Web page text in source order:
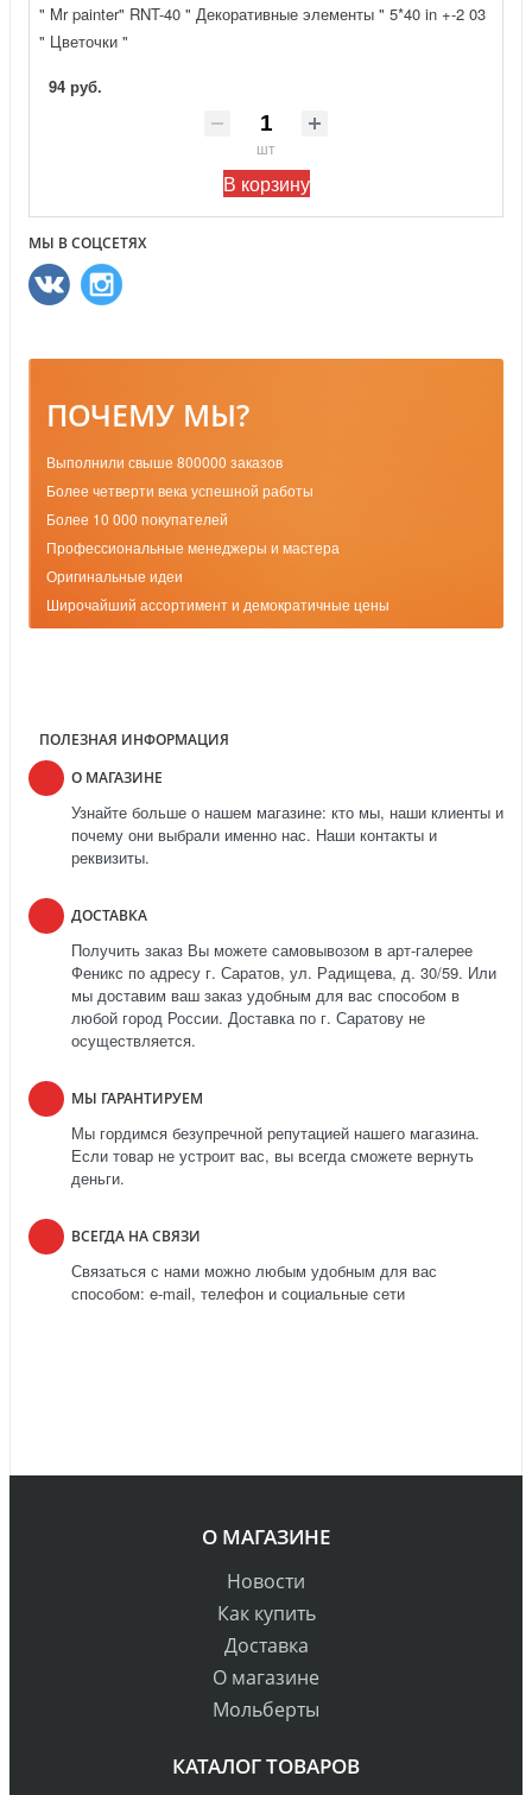
" Mr painter" RNT-40 " Декоративные элементы " 5*40 in +-2 03
" Цветочки "
94 руб.
шт
В корзину
МЫ В СОЦСЕТЯХ
ПОЧЕМУ МЫ?
Выполнили свыше 800000 заказов
Более четверти века успешной работы
Более 10 000 покупателей
Профессиональные менеджеры и мастера
Оригинальные идеи
Широчайший ассортимент и демократичные цены
ПОЛЕЗНАЯ ИНФОРМАЦИЯ
О МАГАЗИНЕ
Узнайте больше о нашем магазине: кто мы, наши клиенты и
почему они выбрали именно нас. Наши контакты и
реквизиты.
ДОСТАВКА
Получить заказ Вы можете самовывозом в арт-галерее
Феникс по адресу г. Саратов, ул. Радищева, д. 30/59. Или
мы доставим ваш заказ удобным для вас способом в
любой город России. Доставка по г. Саратову не
осуществляется.
МЫ ГАРАНТИРУЕМ
Мы гордимся безупречной репутацией нашего магазина.
Если товар не устроит вас, вы всегда сможете вернуть
деньги.
ВСЕГДА НА СВЯЗИ
Связаться с нами можно любым удобным для вас
способом: e-mail, телефон и социальные сети
О МАГАЗИНЕ
Новости
Как купить
Доставка
О магазине
Мольберты
КАТАЛОГ ТОВАРОВ